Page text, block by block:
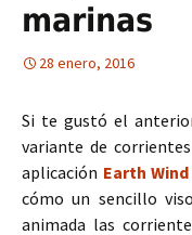
marinas
28 enero, 2016
Si te gustó el
variante de
aplicación Earth
cómo un sencillo
animada las